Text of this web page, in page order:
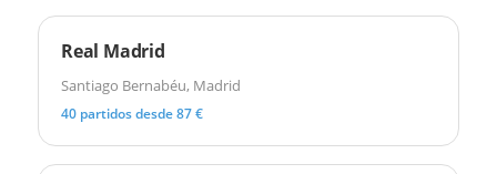
Real Madrid
Santiago Bernabéu, Madrid
40 partidos desde 87 €